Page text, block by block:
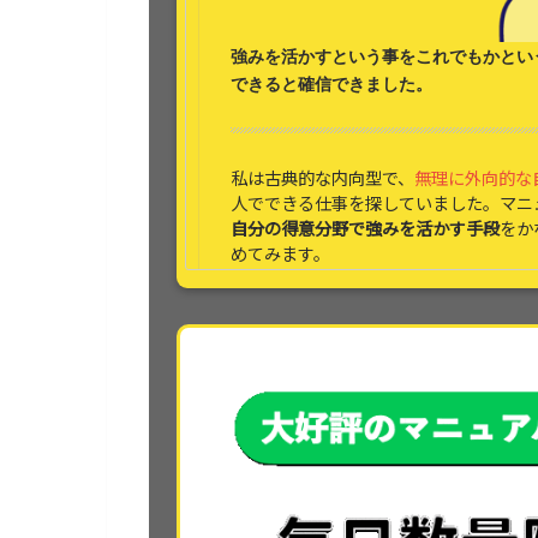
強みを活かすという事をこれでもかと
できると確信できました。
私は古典的な内向型で、 無理に外向的
人でできる仕事を探していました。マ
自分の得意分野で強みを活かす手段を
めてみます。